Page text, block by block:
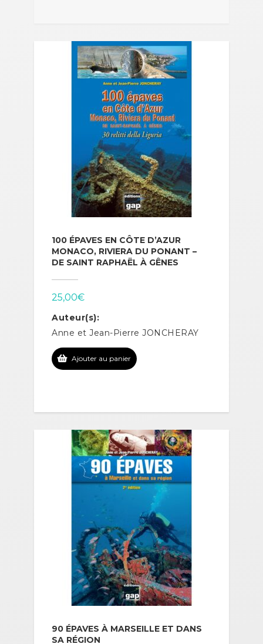
100 ÉPAVES EN CÔTE D’AZUR
MONACO, RIVIERA DU PONANT –
DE SAINT RAPHAËL À GÊNES
25,00€
Auteur(s):
Anne et Jean-Pierre JONCHERAY
Ajouter au panier
90 ÉPAVES À MARSEILLE ET DANS
SA RÉGION